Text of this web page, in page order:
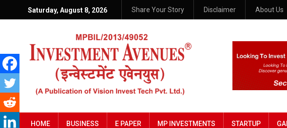
Saturday, August 8, 2026 Share Your Story Disclaimer About Us
HOME BUSINESS E PAPER MP INVESTMENTS STARTUP